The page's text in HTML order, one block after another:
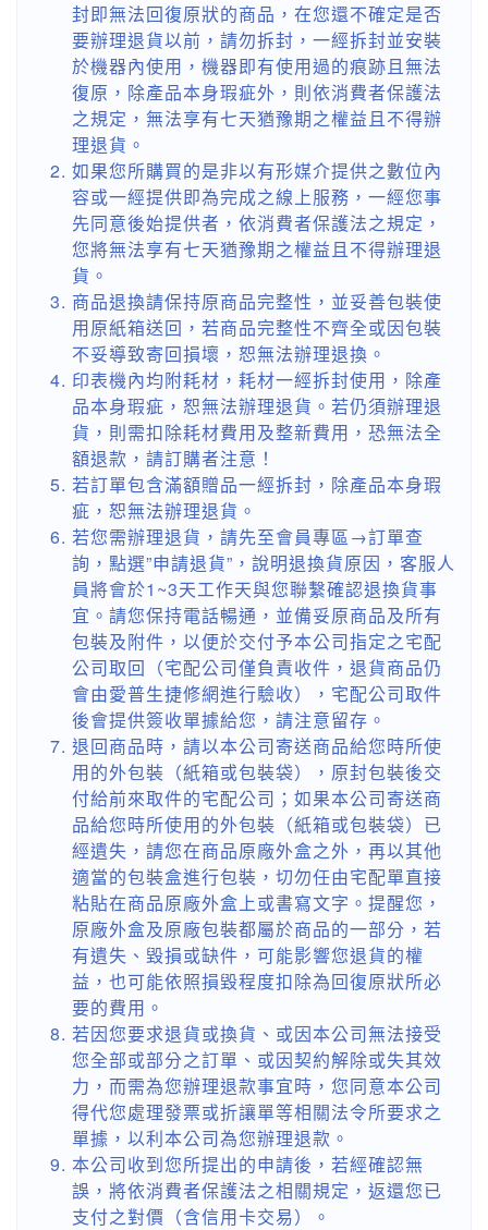
封即無法回復原狀的商品，在您還不確定是否
要辦理退貨以前，請勿拆封，一經拆封並安裝
於機器內使用，機器即有使用過的痕跡且無法
復原，除產品本身瑕疵外，則依消費者保護法
之規定，無法享有七天猶豫期之權益且不得辦
理退貨。
如果您所購買的是非以有形媒介提供之數位內
容或一經提供即為完成之線上服務，一經您事
先同意後始提供者，依消費者保護法之規定，
您將無法享有七天猶豫期之權益且不得辦理退
貨。
商品退換請保持原商品完整性，並妥善包裝使
用原紙箱送回，若商品完整性不齊全或因包裝
不妥導致寄回損壞，恕無法辦理退換。
印表機內均附耗材，耗材一經拆封使用，除產
品本身瑕疵，恕無法辦理退貨。若仍須辦理退
貨，則需扣除耗材費用及整新費用，恐無法全
額退款，請訂購者注意！
若訂單包含滿額贈品一經拆封，除產品本身瑕
疵，恕無法辦理退貨。
若您需辦理退貨，請先至會員專區→訂單查
詢，點選”申請退貨”，說明退換貨原因，客服人
員將會於1~3天工作天與您聯繫確認退換貨事
宜。請您保持電話暢通，並備妥原商品及所有
包裝及附件，以便於交付予本公司指定之宅配
公司取回（宅配公司僅負責收件，退貨商品仍
會由愛普生捷修網進行驗收），宅配公司取件
後會提供簽收單據給您，請注意留存。
退回商品時，請以本公司寄送商品給您時所使
用的外包裝（紙箱或包裝袋），原封包裝後交
付給前來取件的宅配公司；如果本公司寄送商
品給您時所使用的外包裝（紙箱或包裝袋）已
經遺失，請您在商品原廠外盒之外，再以其他
適當的包裝盒進行包裝，切勿任由宅配單直接
粘貼在商品原廠外盒上或書寫文字。提醒您，
原廠外盒及原廠包裝都屬於商品的一部分，若
有遺失、毀損或缺件，可能影響您退貨的權
益，也可能依照損毀程度扣除為回復原狀所必
要的費用。
若因您要求退貨或換貨、或因本公司無法接受
您全部或部分之訂單、或因契約解除或失其效
力，而需為您辦理退款事宜時，您同意本公司
得代您處理發票或折讓單等相關法令所要求之
單據，以利本公司為您辦理退款。
本公司收到您所提出的申請後，若經確認無
誤，將依消費者保護法之相關規定，返還您已
支付之對價（含信用卡交易）。